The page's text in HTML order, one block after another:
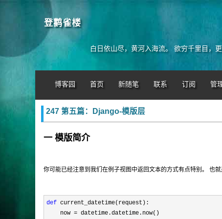
登鹳雀楼
白日依山尽，黄河入海流。 欲穷千里目，更
博客园 首页 新随笔 联系 订阅 管
247 第五篇：Django-模版层
一 模版简介
你可能已经注意到我们在例子视图中返回文本的方式有点特别。 也
def current_datetime(request):
    now =
datetime.datetime.now()